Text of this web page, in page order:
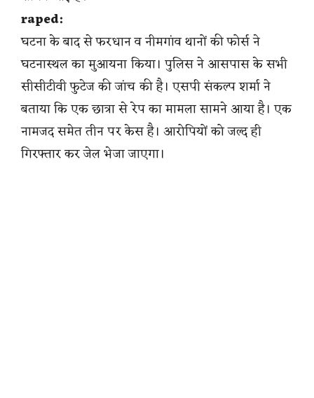
raped:
घटना के बाद से फरधान व नीमगांव थानों की फोर्स ने
घटनास्थल का मुआयना किया। पुलिस ने आसपास के सभी
सीसीटीवी फुटेज की जांच की है। एसपी संकल्प शर्मा ने
बताया कि एक छात्रा से रेप का मामला सामने आया है। एक
नामजद समेत तीन पर केस है। आरोपियों को जल्द ही
गिरफ्तार कर जेल भेजा जाएगा।